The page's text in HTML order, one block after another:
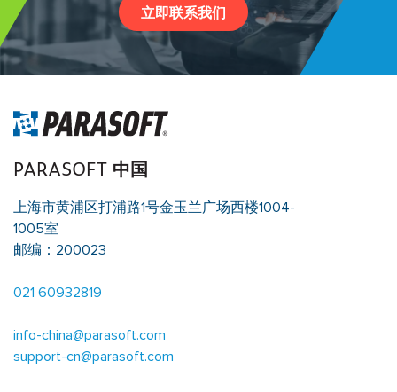
立即联系我们
PARASOFT 中国
上海市黄浦区打浦路1号金玉兰广场西楼1004-
1005室
邮编：200023
021 60932819
info-china@parasoft.com
support-cn@parasoft.com